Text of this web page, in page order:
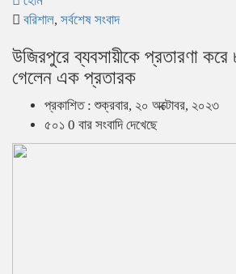
বরিশাল, সর্বশেষ সংবাদ
উজিরপুরে ব্যবসায়ীকে প্রতারণা করে
গেলেন এক প্রতারক
প্রকাশিত : শুক্রবার, ২০ অক্টোবর, ২০২৩
৫০১ 0 বার সংবাদি দেখেছে